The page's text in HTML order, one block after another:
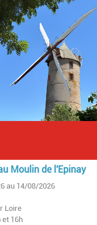
Moulin de l'Epinay
au 14/08/2026
Loire
et 16h